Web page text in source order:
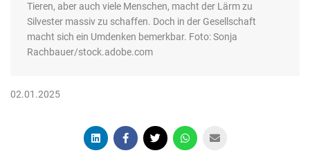
Tieren, aber auch viele Menschen, macht der Lärm zu
Silvester massiv zu schaffen. Doch in der Gesellschaft
macht sich ein Umdenken bemerkbar. Foto: Sonja
Rachbauer/stock.adobe.com
02.01.2025